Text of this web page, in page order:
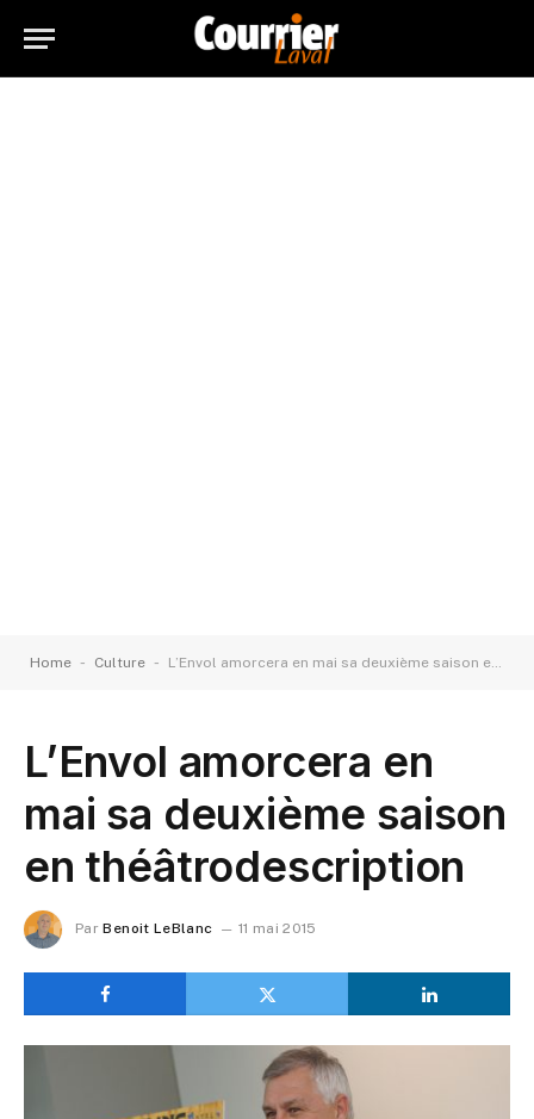
Home - Culture - L’Envol amorcera en mai sa deuxième saison en théâtrodescription
L’Envol amorcera en
mai sa deuxième saison
en théâtrodescription
Par Benoit LeBlanc 11 mai 2015